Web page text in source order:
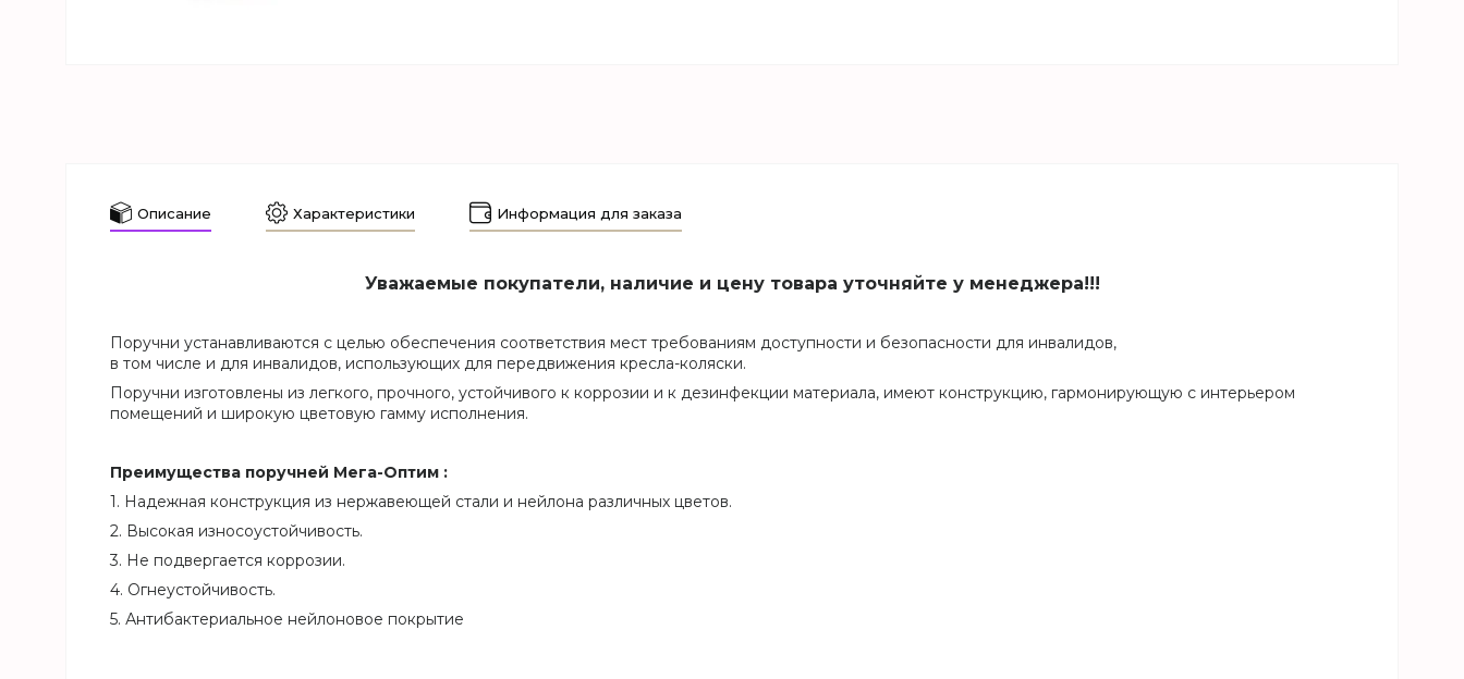
Описание Характеристики Информация для заказа
Уважаемые покупатели, наличие и цену товара уточняйте у менеджера!!!
Поручни устанавливаются с целью обеспечения соответствия мест требованиям доступности и безопасности для инвалидов,
в том числе и для инвалидов, использующих для передвижения кресла-коляски.
Поручни изготовлены из легкого, прочного, устойчивого к коррозии и к дезинфекции материала, имеют конструкцию, гармонирующую с интерьером
помещений и широкую цветовую гамму исполнения.
Преимущества поручней Мега-Оптим :
1. Надежная конструкция из нержавеющей стали и нейлона различных цветов.
2. Высокая износоустойчивость.
3. Не подвергается коррозии.
4. Огнеустойчивость.
5. Антибактериальное нейлоновое покрытие